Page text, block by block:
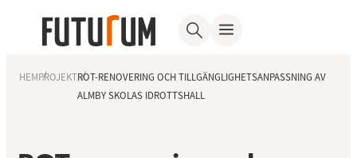
HEMPROJEKTROT-RENOVERING OCH TILLGÄNGLIGHETSANPASSNING AV
ALMBY SKOLAS IDROTTSHALL